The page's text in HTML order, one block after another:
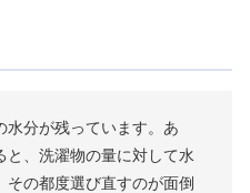
水分が残っています。あ
と、洗濯物の量に対して水
その都度選び直すのが面倒